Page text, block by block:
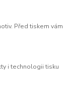
Před tiskem vám
i technologii tisku